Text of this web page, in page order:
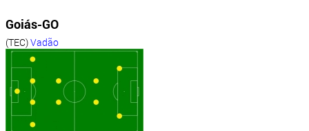
Goiás-GO
(TEC)Vadão